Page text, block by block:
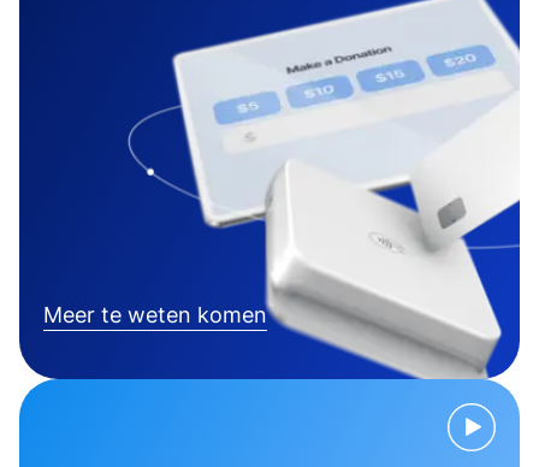
Meer te weten komen